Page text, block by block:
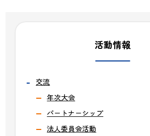
活動情報
交流
年次大会
パートナーシップ
法人委員会活動